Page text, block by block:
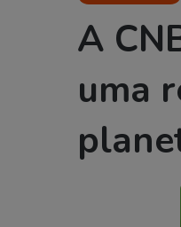
A
uma